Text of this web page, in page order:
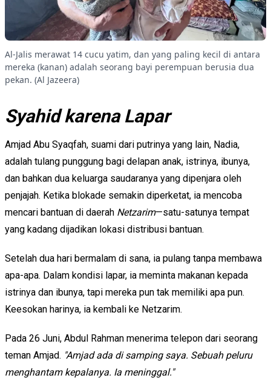
Al-Jalis merawat 14 cucu yatim, dan yang paling kecil di antara
mereka (kanan) adalah seorang bayi perempuan berusia dua
pekan. (Al Jazeera)
Syahid karena Lapar
Amjad Abu Syaqfah, suami dari putrinya yang lain, Nadia,
adalah tulang punggung bagi delapan anak, istrinya, ibunya,
dan bahkan dua keluarga saudaranya yang dipenjara oleh
penjajah. Ketika blokade semakin diperketat, ia mencoba
mencari bantuan di daerah Netzarim—satu-satunya tempat
yang kadang dijadikan lokasi distribusi bantuan.
Setelah dua hari bermalam di sana, ia pulang tanpa membawa
apa-apa. Dalam kondisi lapar, ia meminta makanan kepada
istrinya dan ibunya, tapi mereka pun tak memiliki apa pun.
Keesokan harinya, ia kembali ke Netzarim.
Pada 26 Juni, Abdul Rahman menerima telepon dari seorang
teman Amjad. "Amjad ada di samping saya. Sebuah peluru
menghantam kepalanya. Ia meninggal."